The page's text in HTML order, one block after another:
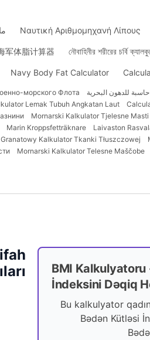
Ναυτική Αριθμομηχανή Λίπους
军体脂计算器 নৌবাহিনীর শরীরের চর্বি
Navy Body Fat Calculator
морского Флота حاسبة للدهون البحرية
Lemak Tubuh Angkatan Laut
Mornarski Kalkulator Tjelesne Masti
Marin Kroppsfetträknare Laivaston
Granatowy Kalkulator Tkanki Tłuszczowej
Mornarski Kalkulator Telesne Maščobe
BMI Kalkulyatoru
İndeksini Dəqiq
Bu kalkulyator
Bədən Kütləsi